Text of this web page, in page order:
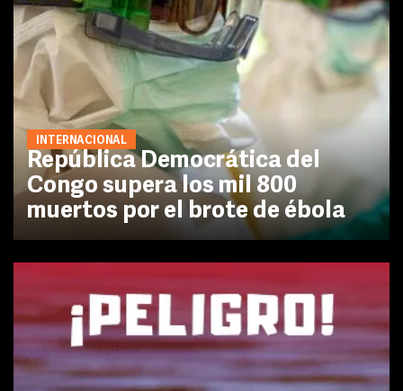
INTERNACIONAL
República Democrática del
Congo supera los mil 800
muertos por el brote de ébola